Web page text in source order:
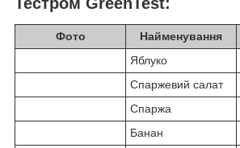
Фото Найменування
Яблуко
Спаржевий салат
Спаржа
Банан